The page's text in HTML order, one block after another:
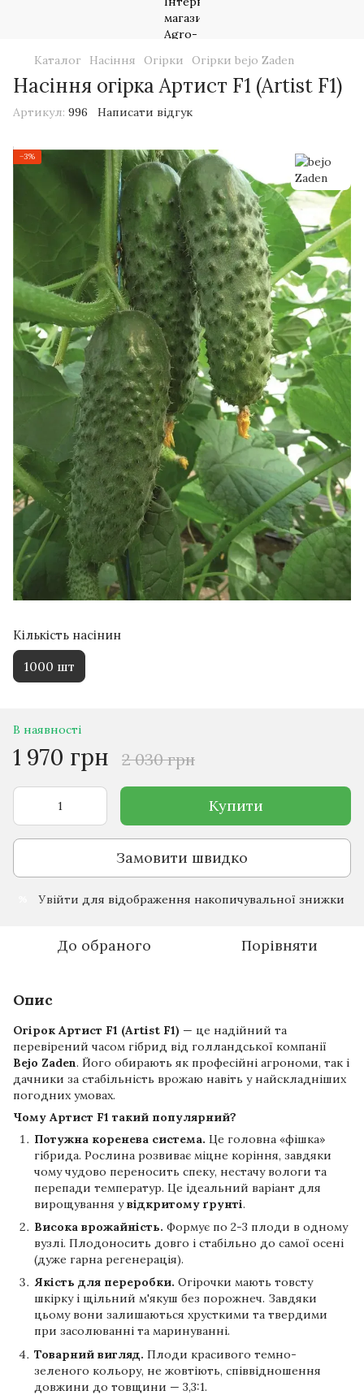
Каталог Насіння Огірки Огірки bejo Zaden
Насіння огірка Артист F1 (Artist F1)
Артикул: 996 Написати відгук
−3%
Кількість насінин
1000 шт
В наявності
1 970 грн 2 030 грн
Купити
Замовити швидко
Увійти для відображення накопичувальної знижки
До обраного Порівняти
Опис
Огірок Артист F1 (Artist F1) — це надійний та
перевірений часом гібрид від голландської компанії
Bejo Zaden. Його обирають як професійні агрономи, так і
дачники за стабільність врожаю навіть у найскладніших
погодних умовах.
Чому Артист F1 такий популярний?
Потужна коренева система. Це головна «фішка»
гібрида. Рослина розвиває міцне коріння, завдяки
чому чудово переносить спеку, нестачу вологи та
перепади температур. Це ідеальний варіант для
вирощування увідкритому ґрунті.
Висока врожайність. Формує по 2-3 плоди в одному
вузлі. Плодоносить довго і стабільно до самої осені
(дуже гарна регенерація).
Якість для переробки. Огірочки мають товсту
шкірку і щільний м'якуш без порожнеч. Завдяки
цьому вони залишаються хрусткими та твердими
при засолюванні та маринуванні.
Товарний вигляд. Плоди красивого темно-
зеленого кольору, не жовтіють, співвідношення
довжини до товщини — 3,3:1.